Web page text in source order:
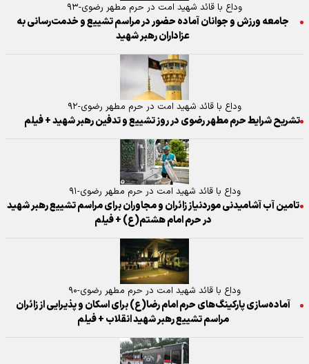
وداع با قائد شهید امت در حرم مطهر رضوی-۹۳
جامعه ورزش و جوانان آماده حضور در مراسم تشییع و خدمت‌رسانی به
عزاداران رهبر شهید
وداع با قائد شهید امت در حرم مطهر رضوی-۹۲
تشریح شرایط حرم مطهر رضوی در روز تشییع و تدفین رهبر شهید + فیلم
وداع با قائد شهید امت در حرم مطهر رضوی-۹۱
تامین آب آشامیدنی موردنیاز زائران و مجاوران برای مراسم تشییع رهبر شهید
در حرم امام هشتم(ع) + فیلم
وداع با قائد شهید امت در حرم مطهر رضوی-۹۰
آماده‌سازی پارکینگ‌های حرم امام رضا(ع) برای اسکان و پذیرایی از زائران
مراسم تشییع رهبر شهید انقلاب + فیلم